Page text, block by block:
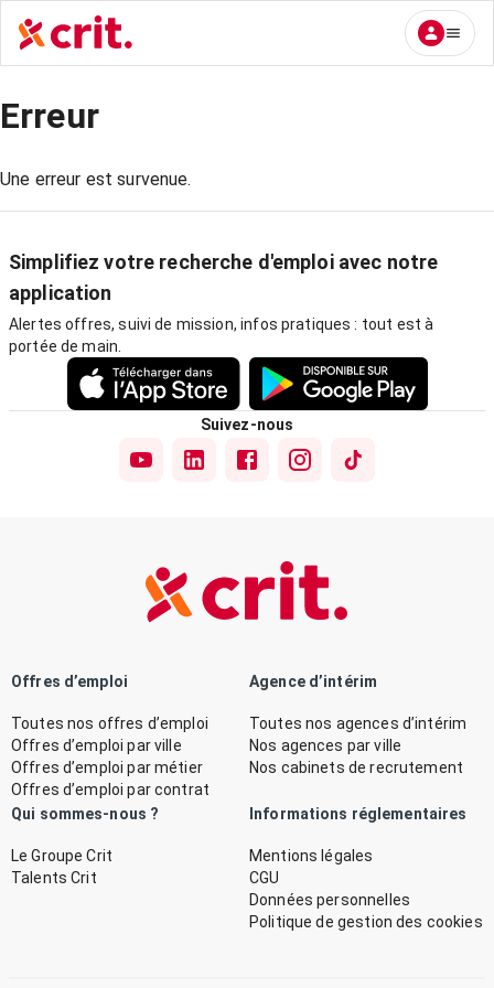
Erreur
Une erreur est survenue.
Simplifiez votre recherche d'emploi avec notre
application
Alertes offres, suivi de mission, infos pratiques : tout est à
portée de main.
Suivez-nous
Offres d’emploi
Toutes nos offres d’emploi
Offres d’emploi par ville
Offres d’emploi par métier
Offres d’emploi par contrat
Agence d’intérim
Toutes nos agences d’intérim
Nos agences par ville
Nos cabinets de recrutement
Qui sommes-nous ?
Le Groupe Crit
Talents Crit
Informations réglementaires
Mentions légales
CGU
Données personnelles
Politique de gestion des cookies